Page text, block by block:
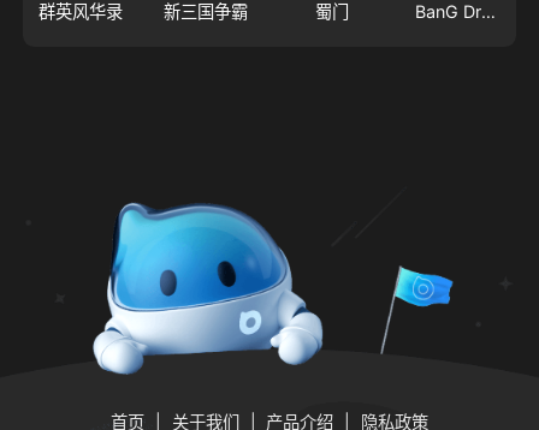
群英风华录 新三国争霸 蜀门 BanG Dream! 交织的乐章
首页 关于我们 产品介绍 隐私政策